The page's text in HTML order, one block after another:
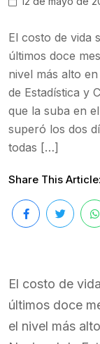
El costo de vida
últimos doce
nivel más alto
de Estadística y
que la suba en
superó los dos
todas […]
Share This Article:
El costo de
últimos doce
el nivel más